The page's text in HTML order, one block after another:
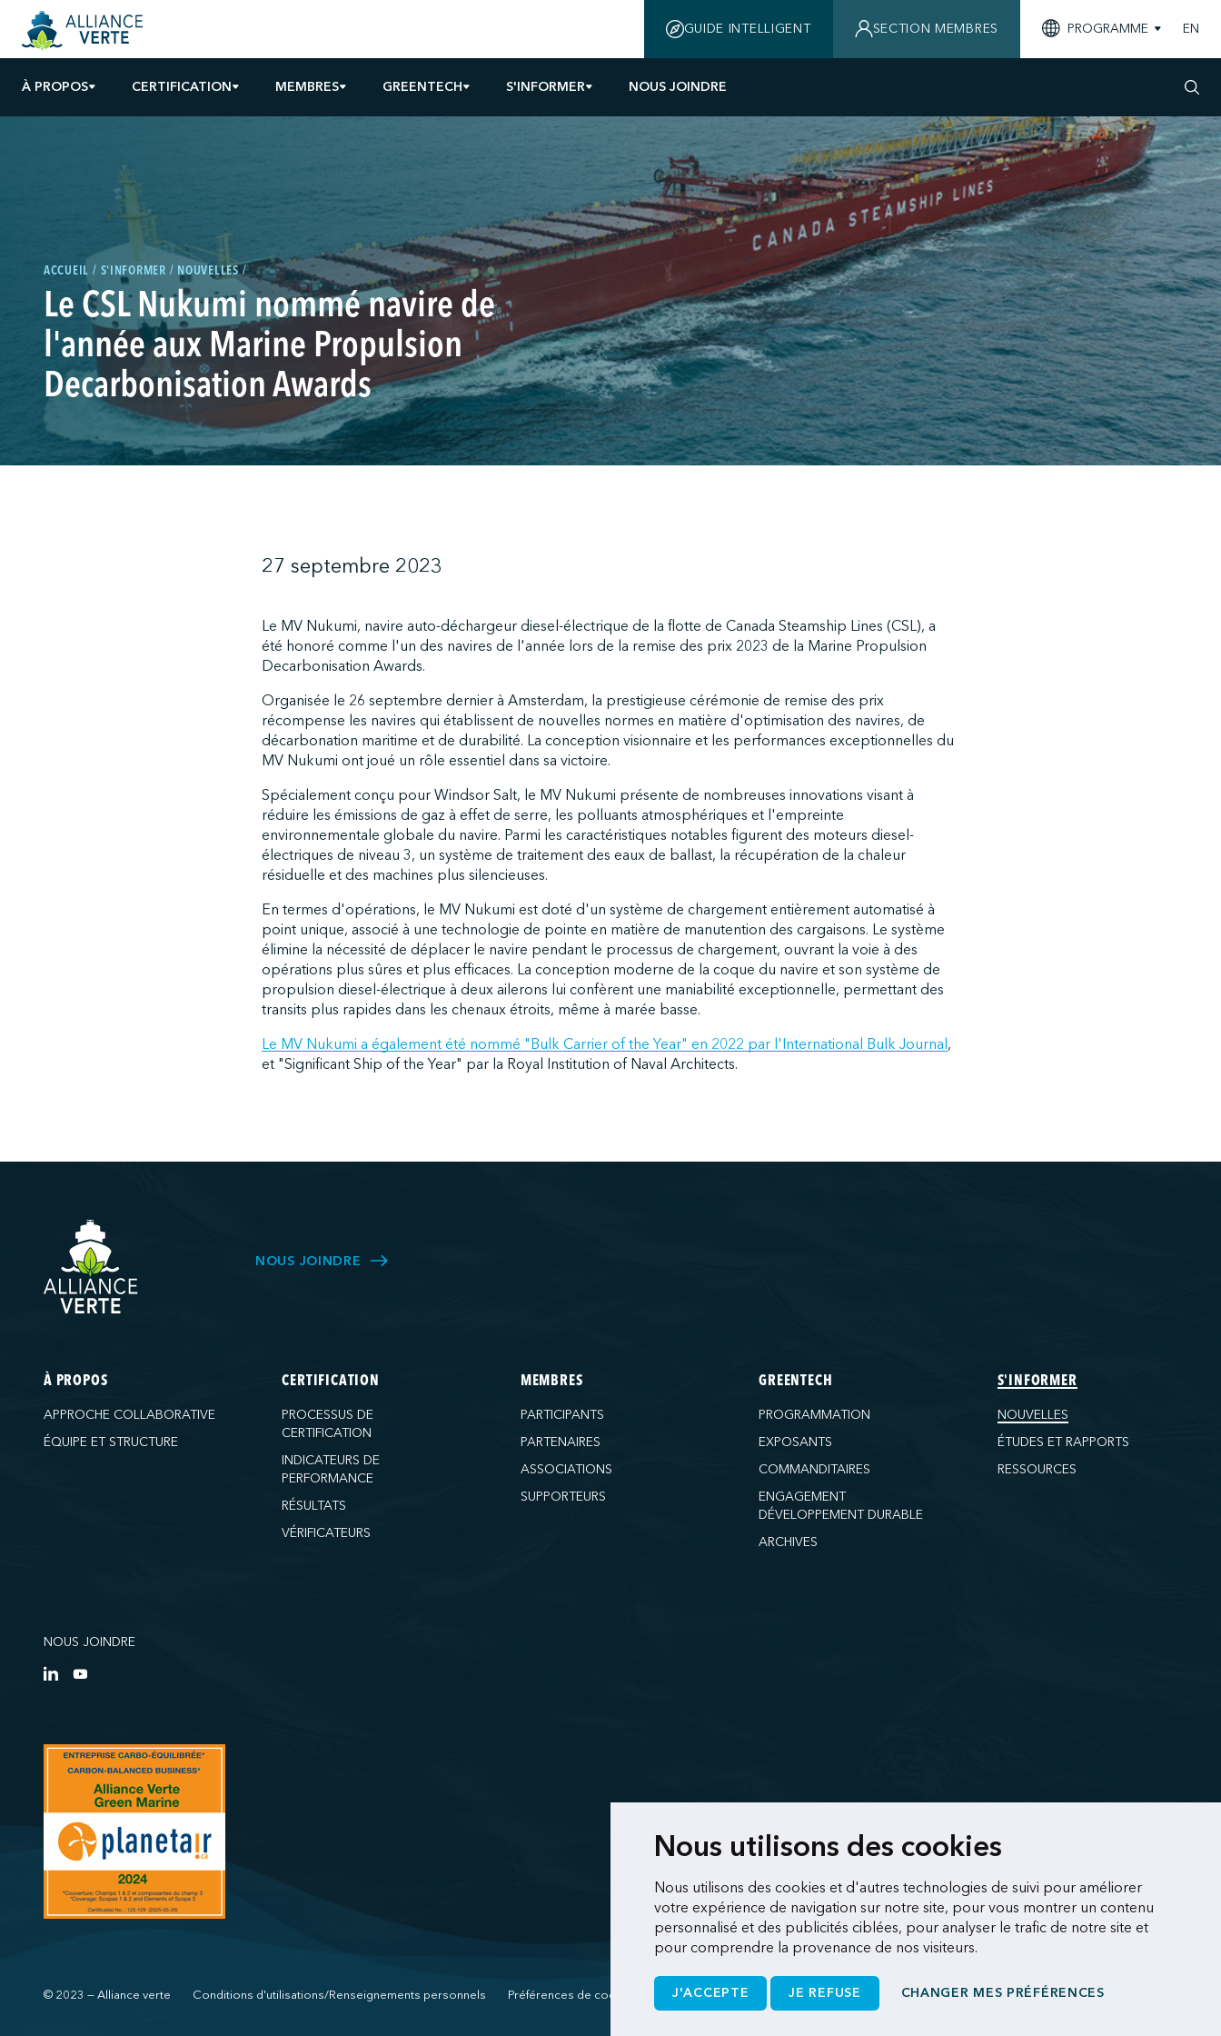
Nous utilisons des cookies
Nous utilisons des cookies et d'autres technologies de suivi pour améliorer
votre expérience de navigation sur notre site, pour vous montrer un contenu
personnalisé et des publicités ciblées, pour analyser le trafic de notre site et
pour comprendre la provenance de nos visiteurs.
J'ACCEPTE JE REFUSE CHANGER MES PRÉFÉRENCES
À PROPOS CERTIFICATION MEMBRES GREENTECH S'INFORMER NOUS JOINDRE
GUIDE INTELLIGENT SECTION MEMBRES PROGRAMME EN
ACCUEIL S'INFORMER NOUVELLES
Le CSL Nukumi nommé navire de
l'année aux Marine Propulsion
Decarbonisation Awards
27 septembre 2023
Le MV Nukumi, navire auto-déchargeur diesel-électrique de la flotte de Canada Steamship Lines (CSL), a
été honoré comme l'un des navires de l'année lors de la remise des prix 2023 de la Marine Propulsion
Decarbonisation Awards.
Organisée le 26 septembre dernier à Amsterdam, la prestigieuse cérémonie de remise des prix
récompense les navires qui établissent de nouvelles normes en matière d'optimisation des navires, de
décarbonation maritime et de durabilité. La conception visionnaire et les performances exceptionnelles du
MV Nukumi ont joué un rôle essentiel dans sa victoire.
Spécialement conçu pour Windsor Salt, le MV Nukumi présente de nombreuses innovations visant à
réduire les émissions de gaz à effet de serre, les polluants atmosphériques et l'empreinte
environnementale globale du navire. Parmi les caractéristiques notables figurent des moteurs diesel-
électriques de niveau 3, un système de traitement des eaux de ballast, la récupération de la chaleur
résiduelle et des machines plus silencieuses.
En termes d'opérations, le MV Nukumi est doté d'un système de chargement entièrement automatisé à
point unique, associé à une technologie de pointe en matière de manutention des cargaisons. Le système
élimine la nécessité de déplacer le navire pendant le processus de chargement, ouvrant la voie à des
opérations plus sûres et plus efficaces. La conception moderne de la coque du navire et son système de
propulsion diesel-électrique à deux ailerons lui confèrent une maniabilité exceptionnelle, permettant des
transits plus rapides dans les chenaux étroits, même à marée basse.
Le MV Nukumi a également été nommé "Bulk Carrier of the Year" en 2022 par l'International Bulk Journal,
et "Significant Ship of the Year" par la Royal Institution of Naval Architects.
NOUS JOINDRE
À PROPOS
APPROCHE COLLABORATIVE
ÉQUIPE ET STRUCTURE
CERTIFICATION
PROCESSUS DE
CERTIFICATION
INDICATEURS DE
PERFORMANCE
RÉSULTATS
VÉRIFICATEURS
MEMBRES
PARTICIPANTS
PARTENAIRES
ASSOCIATIONS
SUPPORTEURS
GREENTECH
PROGRAMMATION
EXPOSANTS
COMMANDITAIRES
ENGAGEMENT
DÉVELOPPEMENT DURABLE
ARCHIVES
S'INFORMER
NOUVELLES
ÉTUDES ET RAPPORTS
RESSOURCES
NOUS JOINDRE
© 2023 — Alliance verte Conditions d'utilisations/Renseignements personnels Préférences de cookies